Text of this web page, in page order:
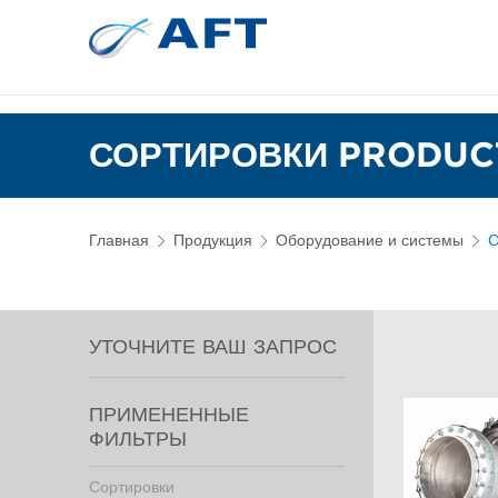
СОРТИРОВКИ
Главная Продукция Оборудование и системы
УТОЧНИТЕ ВАШ ЗАПРОС
ПРИМЕНЕННЫЕ
ФИЛЬТРЫ
Сортировки